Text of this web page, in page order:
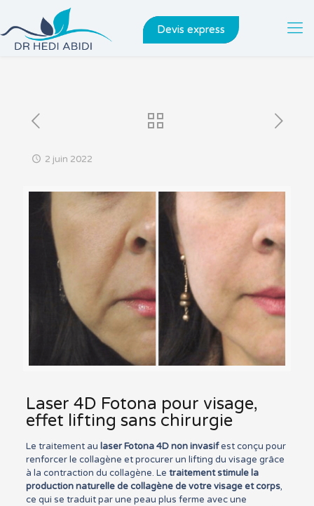
Devis express
2 juin 2022
Laser 4D Fotona pour visage,
effet lifting sans chirurgie
Le traitement au laser Fotona 4D non invasifest conçu pour
renforcer le collagène et procurer un lifting du visage grâce
à la contraction du collagène. Le traitement stimule la
production naturelle de collagène de votre visage et corps,
ce qui se traduit par une peau plus ferme avec une